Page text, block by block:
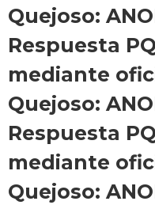
Quejoso:
Respuesta
mediante
Quejoso:
Respuesta
mediante
Quejoso: